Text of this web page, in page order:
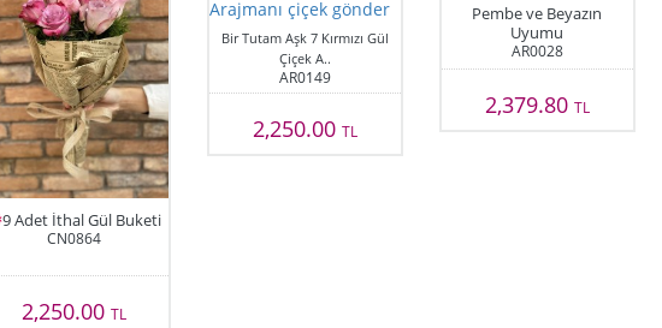
9 Adet İthal Gül Buketi
CN0864
2,250.00 TL
Bir Tutam Aşk 7 Kırmızı Gül
Çiçek A..
AR0149
2,250.00TL
Pembe ve Beyazın
Uyumu
AR0028
2,379.80 TL